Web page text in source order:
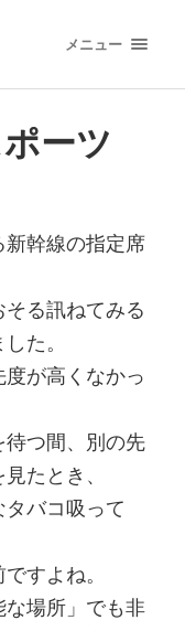
メニュー
ーツ
幹線の指定席
る訊ねてみる
た。
が高くなかっ
つ間、別の先
たとき、
バコ吸って
すよね。
場所」でも非